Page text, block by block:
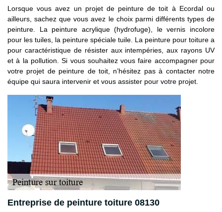
Lorsque vous avez un projet de peinture de toit à Ecordal ou
ailleurs, sachez que vous avez le choix parmi différents types de
peinture. La peinture acrylique (hydrofuge), le vernis incolore
pour les tuiles, la peinture spéciale tuile. La peinture pour toiture a
pour caractéristique de résister aux intempéries, aux rayons UV
et à la pollution. Si vous souhaitez vous faire accompagner pour
votre projet de peinture de toit, n’hésitez pas à contacter notre
équipe qui saura intervenir et vous assister pour votre projet.
Entreprise de peinture toiture 08130